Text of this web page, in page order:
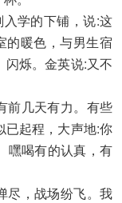
学的下铺，说:这
的暖色，与男生宿
烁。金英说:又不
几天有力。有些
已起程，大声地:你
嘿喝有的认真，有
，战场纷飞。我